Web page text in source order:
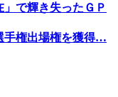
で輝き失ったＧＰ
手権出場権を獲得…